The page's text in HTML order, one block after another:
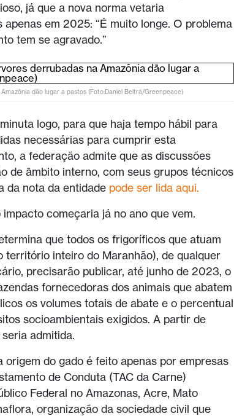
já que a nova norma vetaria
em 2025: “É muito longe. O problema
tem se agravado.”
dão lugar a pastos (Foto:Daniel Beltrá/Greenpeace)
logo, para que haja tempo hábil para
necessárias para cumprir esta
a federação admite que as discussões
de âmbito interno, com seus grupos técnicos
da nota da entidade pode ser lida aqui.
começaria já no ano que vem.
que todos os frigoríficos que atuam
território inteiro do Maranhão), de qualquer
precisarão publicar, até junho de 2023, o
fornecedoras dos animais que abatem
os volumes totais de abate e o percentual
socioambientais exigidos. A partir de
admitida.
do gado é feito apenas por empresas
de Conduta (TAC da Carne)
Federal no Amazonas, Acre, Mato
organização da sociedade civil que